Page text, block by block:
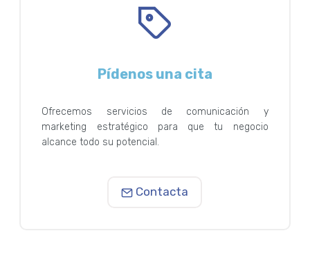
Pídenos una cita
Ofrecemos servicios de comunicación y
marketing estratégico para que tu negocio
alcance todo su potencial.
Contacta